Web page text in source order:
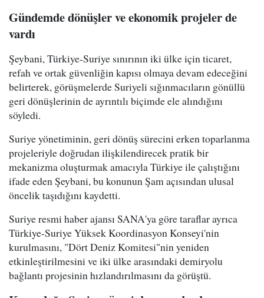
Gündemde dönüşler ve ekonomik projeler de
vardı
Şeybani, Türkiye-Suriye sınırının iki ülke için ticaret,
refah ve ortak güvenliğin kapısı olmaya devam edeceğini
belirterek, görüşmelerde Suriyeli sığınmacıların gönüllü
geri dönüşlerinin de ayrıntılı biçimde ele alındığını
söyledi.
Suriye yönetiminin, geri dönüş sürecini erken toparlanma
projeleriyle doğrudan ilişkilendirecek pratik bir
mekanizma oluşturmak amacıyla Türkiye ile çalıştığını
ifade eden Şeybani, bu konunun Şam açısından ulusal
öncelik taşıdığını kaydetti.
Suriye resmi haber ajansı SANA'ya göre taraflar ayrıca
Türkiye-Suriye Yüksek Koordinasyon Konseyi'nin
kurulmasını, "Dört Deniz Komitesi"nin yeniden
etkinleştirilmesini ve iki ülke arasındaki demiryolu
bağlantı projesinin hızlandırılmasını da görüştü.